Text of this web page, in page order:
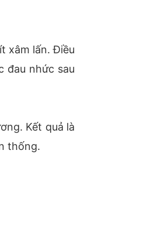
xâm lấn. Điều
đau nhức sau
Kết quả là
thống.